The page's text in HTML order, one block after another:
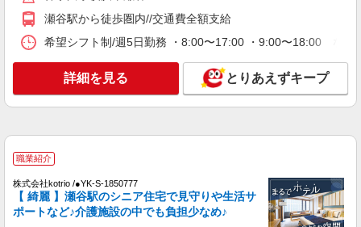
者研修 ・介護福祉士 など
三ツ境*デイでの生活補助☆新たなスキルを身
につけて長く働く♪
時給1600円〜2250円 ＜日払い有/週払い有/交
通費全支給(ガソリン代含む)＞
横浜市瀬谷区≪最寄駅：三ツ境≫
キープ 詳細を見る
職業紹介
株式会社kotrio /●YK-S-1850777
【 綺麗 】瀬谷駅のシニア住宅で見守りや生活
サポートなど♪
瀬谷駅から徒歩圏内//交通費全額支給
希望シフト制/週5日勤務 ・8:00〜17:00 ・9:00〜18:00 な
詳細を見る とりあえずキープ
職業紹介
株式会社kotrio /●YK-S-1850777
【 綺麗 】瀬谷駅のシニア住宅で見守りや生活サ
ポートなど♪介護施設の中でも負担少なめ♪